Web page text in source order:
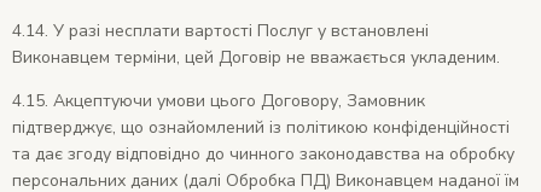
4.14. У разі несплати вартості Послуг у встановлені
Виконавцем терміни, цей Договір не вважається укладеним.
4.15. Акцептуючи умови цього Договору, Замовник
підтверджує, що ознайомлений із політикою конфіденційності
та дає згоду відповідно до чинного законодавства на обробку
персональних даних (далі Обробка ПД) Виконавцем наданої їм